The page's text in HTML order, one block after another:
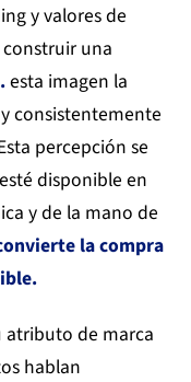
y valores de
una
esta imagen la
consistentemente
percepción se
disponible en
y de la mano de
la compra
atributo de marca
hablan